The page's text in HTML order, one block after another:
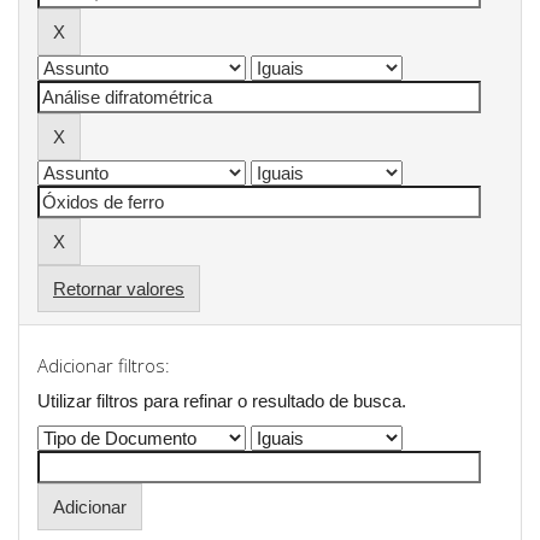
Retornar valores
Adicionar filtros:
Utilizar filtros para refinar o resultado de busca.